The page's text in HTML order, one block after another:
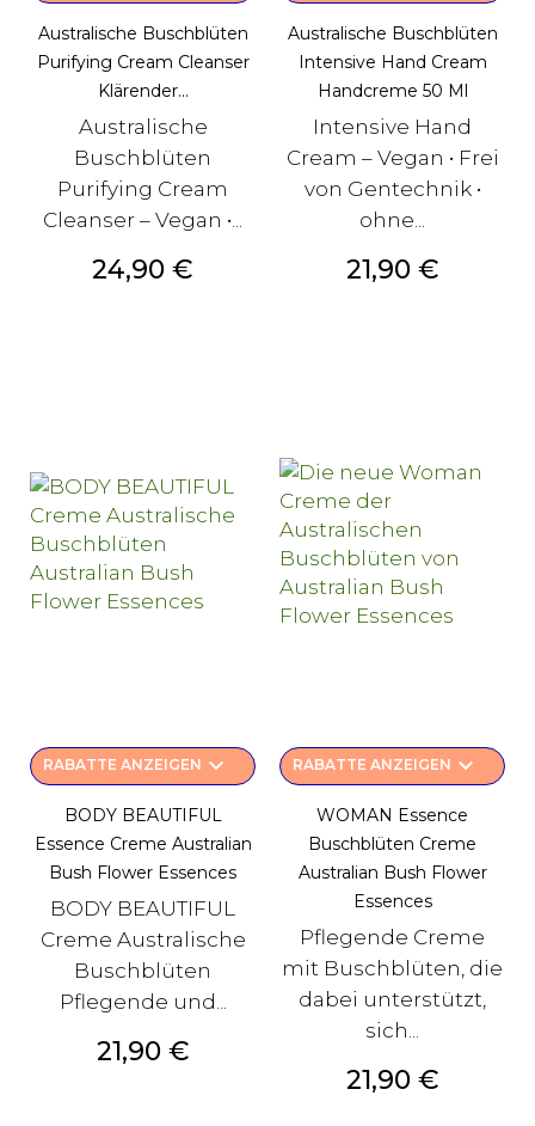
Australische Buschblüten
Purifying Cream Cleanser
Klärender...
Australische
Buschblüten
Purifying Cream
Cleanser – Vegan •...
Preis
24,90 €
Australische Buschblüten
Intensive Hand Cream
Handcreme 50 Ml
Intensive Hand
Cream – Vegan • Frei
von Gentechnik •
ohne...
Preis
21,90 €
RABATTE ANZEIGEN keyboard_arrow_down
BODY BEAUTIFUL
Essence Creme Australian
Bush Flower Essences
BODY BEAUTIFUL
Creme Australische
Buschblüten
Pflegende und...
Preis
21,90 €
RABATTE ANZEIGEN keyboard_arrow_down
WOMAN Essence
Buschblüten Creme
Australian Bush Flower
Essences
Pflegende Creme
mit Buschblüten, die
dabei unterstützt,
sich...
Preis
21,90 €